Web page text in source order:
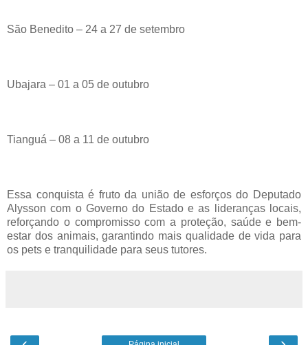
São Benedito – 24 a 27 de setembro
Ubajara – 01 a 05 de outubro
Tianguá – 08 a 11 de outubro
Essa conquista é fruto da união de esforços do Deputado
Alysson com o Governo do Estado e as lideranças locais,
reforçando o compromisso com a proteção, saúde e bem-
estar dos animais, garantindo mais qualidade de vida para
os pets e tranquilidade para seus tutores.